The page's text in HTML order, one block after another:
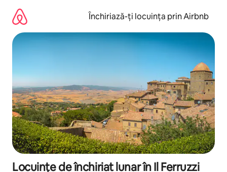
mergi
conținut
Închiriază-ți locuința prin Airbnb
Locuințe de închiriat lunar în Il Ferruzzi